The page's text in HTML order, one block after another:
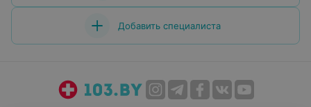
Добавить специалиста